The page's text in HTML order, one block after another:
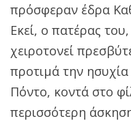
πρόσφεραν έδρα
Εκεί, ο πατέρας
χειροτονεί
προτιμά την
Πόντο, κοντά στο
περισσότερη